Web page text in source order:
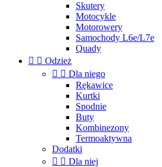
Skutery
Motocykle
Motorowery
Samochody L6e/L7e
Quady
  Odzież
  Dla niego
Rękawice
Kurtki
Spodnie
Buty
Kombinezony
Termoaktywna
Dodatki
  Dla niej